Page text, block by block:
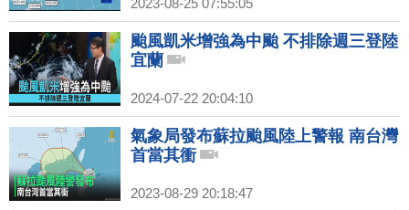
2023-08-25 07:55:05
颱風凱米增強為中颱 不排除週三登陸
宜蘭
2024-07-22 20:04:10
氣象局發布蘇拉颱風陸上警報 南台灣
首當其衝
2023-08-29 20:18:47